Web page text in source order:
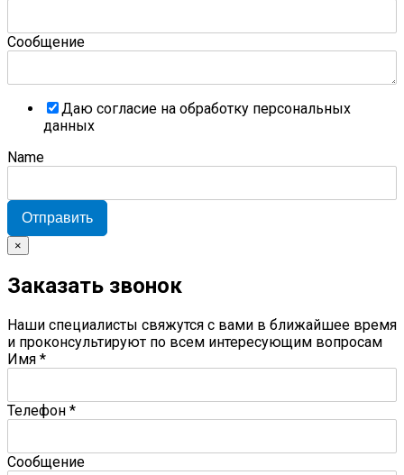
Сообщение
Даю согласие на обработку персональных
данных
Name
Отправить
×
Заказать звонок
Наши специалисты свяжутся с вами в ближайшее время
и проконсультируют по всем интересующим вопросам
Имя *
Телефон *
Сообщение